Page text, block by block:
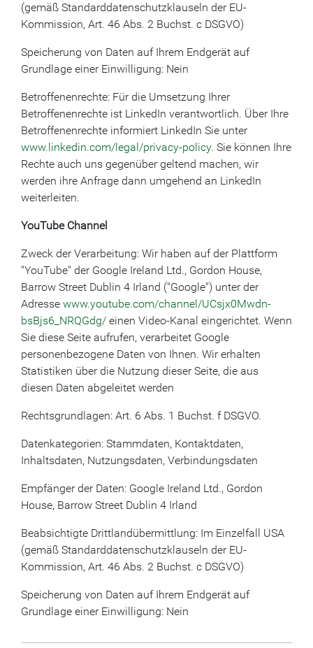
(gemäß Standarddatenschutzklauseln der EU-
Kommission, Art. 46 Abs. 2 Buchst. c DSGVO)
Speicherung von Daten auf Ihrem Endgerät auf
Grundlage einer Einwilligung: Nein
Betroffenenrechte: Für die Umsetzung Ihrer
Betroffenenrechte ist LinkedIn verantwortlich. Über Ihre
Betroffenenrechte informiert LinkedIn Sie unter
www.linkedin.com/legal/privacy-policy. Sie können Ihre
Rechte auch uns gegenüber geltend machen, wir
werden ihre Anfrage dann umgehend an LinkedIn
weiterleiten.
YouTube Channel
Zweck der Verarbeitung: Wir haben auf der Plattform
"YouTube" der Google Ireland Ltd., Gordon House,
Barrow Street Dublin 4 Irland ("Google") unter der
Adresse www.youtube.com/channel/UCsjx0Mwdn-
bsBjs6_NRQGdg/ einen Video-Kanal eingerichtet. Wenn
Sie diese Seite aufrufen, verarbeitet Google
personenbezogene Daten von Ihnen. Wir erhalten
Statistiken über die Nutzung dieser Seite, die aus
diesen Daten abgeleitet werden
Rechtsgrundlagen: Art. 6 Abs. 1 Buchst. f DSGVO.
Datenkategorien: Stammdaten, Kontaktdaten,
Inhaltsdaten, Nutzungsdaten, Verbindungsdaten
Empfänger der Daten: Google Ireland Ltd., Gordon
House, Barrow Street Dublin 4 Irland
Beabsichtigte Drittlandübermittlung: Im Einzelfall USA
(gemäß Standarddatenschutzklauseln der EU-
Kommission, Art. 46 Abs. 2 Buchst. c DSGVO)
Speicherung von Daten auf Ihrem Endgerät auf
Grundlage einer Einwilligung: Nein